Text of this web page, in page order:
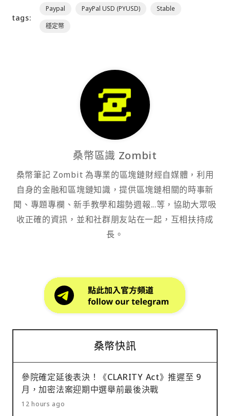
tags:
Paypal PayPal USD (PYUSD)
Stable
穩定幣
桑幣區識 Zombit
桑幣筆記 Zombit 為專業的區塊鏈財經自媒體，利用
自身的金融和區塊鏈知識，提供區塊鏈相關的時事新
聞、專題專欄、新手教學和趨勢週報...等，協助大眾吸
收正確的資訊，並和社群朋友站在一起，互相扶持成
長。
桑幣快訊
參院確定延後表決！《CLARITY Act》推遲至 9
月，加密法案迎期中選舉前最後決戰
12 hours ago